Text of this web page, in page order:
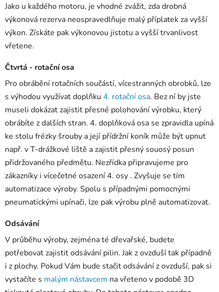
Jako u každého motoru, je vhodné zvážit, zda drobná
výkonová rezerva neospravedlňuje malý příplatek za vyšší
výkon. Získáte pak výkonovou jistotu a vyšší trvanlivost
vřetene.
Čtvrtá - rotační osa
Pro obrábění rotačních součástí, vícestranných obrobků, lze
s výhodou využívat doplňku 4. rotační osa. Bez ní by jste
museli dokázat zajistit přesné polohování výrobku, který
obrábíte z dalších stran. 4. doplňková osa se zpravidla upíná
ke stolu frézky šrouby a její přídržní koník může být upnut
např. v T-drážkové liště a zajistit přesný souosý posun
přidržovaného předmětu. Nezřídka připravujeme pro
zákazníky i vícečetné osazení 4. osy . Zvyšuje se tím
automatizace výroby. Spolu s případnými pomocnými
pneumatickými upínači, lze pak výrobu plně automatizovat.
Odsávání
V průběhu výroby, zejména té dřevařské, budete
potřebovat zajistit odsávání pilin. Jak z ovzduší tak případně
i z plochy. Pokud Vám bude stačit odsávání z ovzduší, pak si
vystačíte s malým nástavcem na vřeteno v podobě 3D